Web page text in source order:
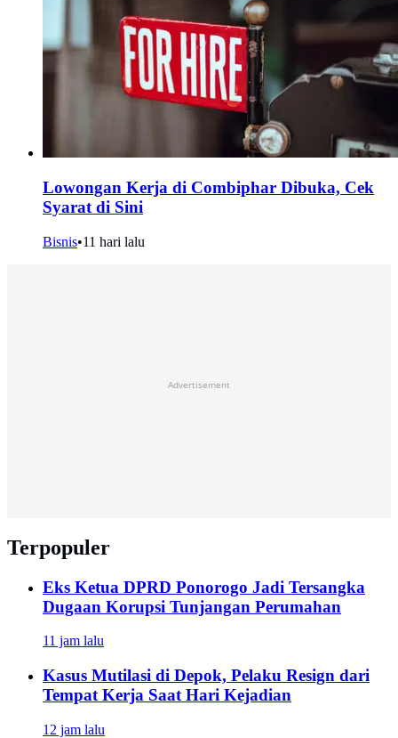
Lowongan Kerja di Combiphar Dibuka, Cek
Syarat di Sini
Bisnis•11 hari lalu
Advertisement
Terpopuler
Eks Ketua DPRD Ponorogo Jadi Tersangka
Dugaan Korupsi Tunjangan Perumahan
11 jam lalu
Kasus Mutilasi di Depok, Pelaku Resign dari
Tempat Kerja Saat Hari Kejadian
12 jam lalu